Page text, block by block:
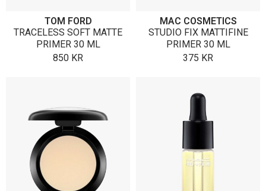
TOM FORD
TRACELESS SOFT MATTE
PRIMER 30 ML
850 KR
MAC COSMETICS
STUDIO FIX MATTIFINE
PRIMER 30 ML
375 KR